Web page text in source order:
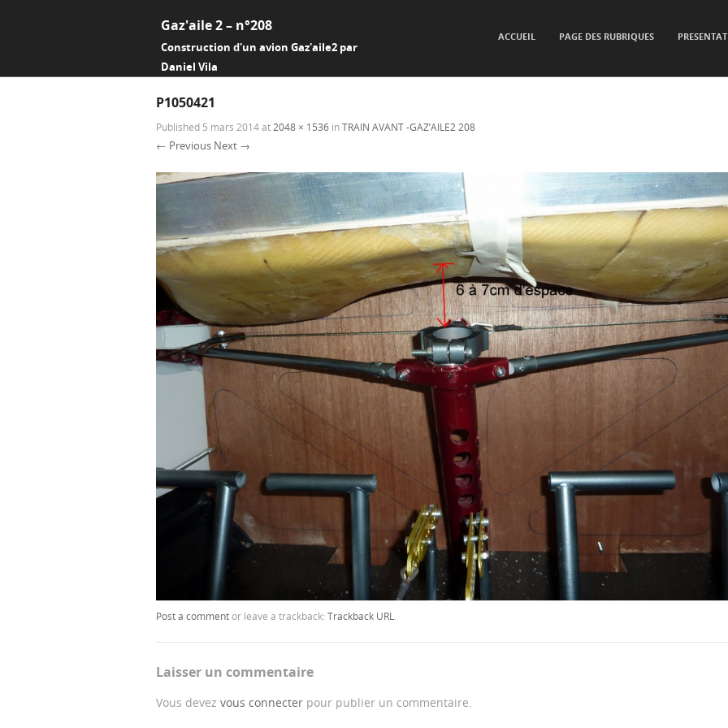
Gaz'aile 2 – n°208
Construction d'un avion Gaz'aile2 par
Daniel Vila
ACCUEIL PAGE DES RUBRIQUES
P1050421
Published 5 mars 2014at 2048 × 1536 inTRAIN AVANT -GAZ’AILE2 208
← Previous Next →
Post a commentor leave a trackback: Trackback URL.
Laisser un commentaire
Vous devez vous connecter pour publier un commentaire.